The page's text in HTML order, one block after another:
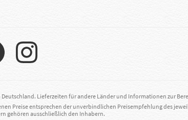
Lieferzeiten für andere Länder und Informationen zur
Preise entsprechen der unverbindlichen Preisempfehlung des
gehören ausschließlich den Inhabern.